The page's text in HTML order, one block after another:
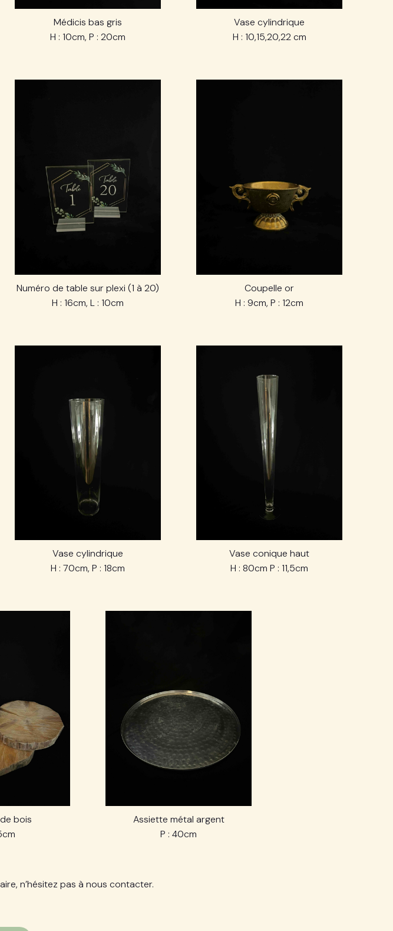
Médicis bas gris
H : 10cm, P : 20cm
Vase cylindrique
H : 10,15,20,22 cm
Numéro de table sur plexi (1 à 20)
H : 16cm, L : 10cm
Coupelle or
H : 9cm, P : 12cm
Vase cylindrique
H : 70cm, P : 18cm
Vase conique haut
H : 80cm P : 11,5cm
bois
Assiette métal argent
P : 40cm
n’hésitez pas à nous contacter.